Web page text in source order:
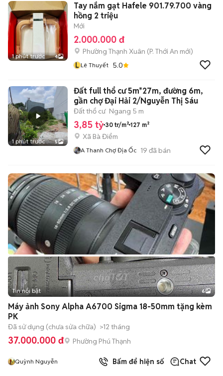
1 phút trước 4
Tay nắm gạt Hafele 901.79.700 vàng
hồng 2 triệu
Mới
2.000.000 đ
Phường Thạnh Xuân (P. Thới An mới)
L Lê Thuyết 5.0
1 phút trước 5
Đất full thổ cư 5m*27m, đường 6m,
gần chợ Đại Hải 2/Nguyễn Thị Sáu
Đất thổ cư Ngang 5 m
3,85 tỷ 30 tr/m² 127 m²
Xã Bà Điểm
A Thanh Chợ Địa Ốc 19 đã bán
+2
Tin nổi bật 6
Máy ảnh Sony Alpha A6700 Sigma 18-50mm tặng kèm
PK
Đã sử dụng (chưa sửa chữa) >12 tháng
37.000.000 đ Phường Phú Thạnh
Quỳnh Nguyễn Bấm để hiện số Chat